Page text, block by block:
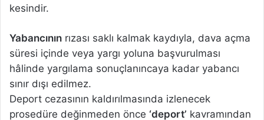
kesindir.
Yabancının rızası saklı kalmak kaydıyla, dava açma
süresi içinde veya yargı yoluna başvurulması
hâlinde yargılama sonuçlanıncaya kadar yabancı
sınır dışı edilmez.
Deport cezasının kaldırılmasında izlenecek
prosedüre değinmeden önce ‘deport’ kavramından